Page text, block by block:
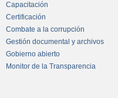
Capacitación
Certificación
Combate a la corrupción
Gestión documental y archivos
Gobierno abierto
Monitor de la Transparencia